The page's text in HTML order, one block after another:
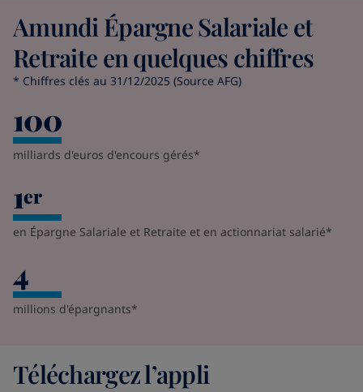
Amundi Épargne Salariale et
Retraite en quelques chiffres
* Chiffres clés au 31/12/2025 (Source AFG)
100
milliards d'euros d'encours gérés*
1er
en Épargne Salariale et Retraite et en actionnariat salarié*
4
millions d'épargnants*
Téléchargez l’appli